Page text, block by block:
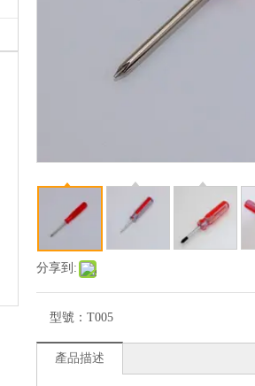
分享到:
型號： T005
產品描述